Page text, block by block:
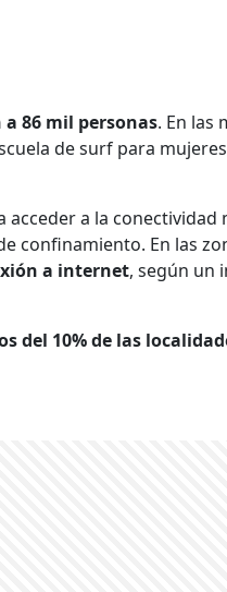
86 mil personas. En las
de surf para
acceder a la conectividad
confinamiento. En las
a internet, según un
del 10% de las